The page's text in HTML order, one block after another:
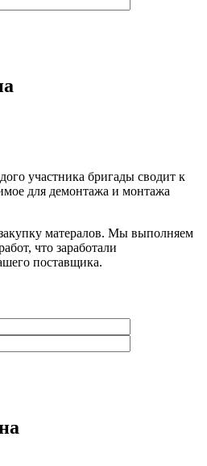
участника бригады сводит к
для демонтажа и монтажа
матералов. Мы выполняем
что заработали
поставщика.